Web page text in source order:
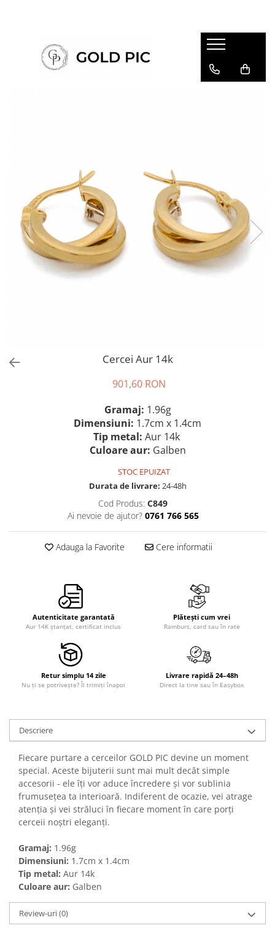
Cercei Aur 14k
901,60 RON
Gramaj: 1.96g
Dimensiuni: 1.7cm x 1.4cm
Tip metal: Aur 14k
Culoare aur: Galben
STOC EPUIZAT
Durata de livrare: 24-48h
Cod Produs: C849
Ai nevoie de ajutor? 0761 766 565
Adauga la Favorite Cere informatii
Autenticitate garantată
Aur 14K ștanțat, certificat inclus
Plătești cum vrei
Ramburs, card sau în rate
Retur simplu 14 zile
Nu ți se potrivește? Îl trimiți înapoi
Livrare rapidă 24–48h
Direct la tine sau în Easybox
Descriere
Fiecare purtare a cerceilor GOLD PIC devine un moment
special. Aceste bijuterii sunt mai mult decât simple
accesorii - ele îți vor aduce încredere și vor sublinia
frumusețea ta interioară. Indiferent de ocazie, vei atrage
atenția și vei străluci în fiecare moment în care porți
cerceii noștri eleganți.
Gramaj: 1.96g
Dimensiuni: 1.7cm x 1.4cm
Tip metal: Aur 14k
Culoare aur: Galben
Review-uri(0)